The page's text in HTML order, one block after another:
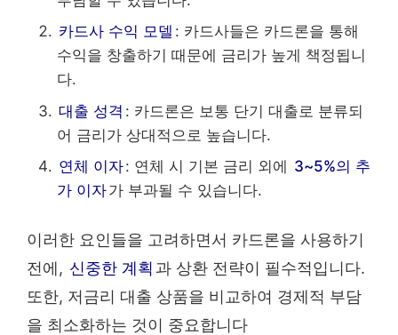
카드사 수익 모델 : 카드사들은 카드론을 통해
수익을 창출하기 때문에 금리가 높게 책정됩니
다.
대출 성격 : 카드론은 보통 단기 대출로 분류되
어 금리가 상대적으로 높습니다.
연체 이자: 연체 시 기본 금리 외에 3~5%의 추
가 이자가 부과될 수 있습니다.
이러한 요인들을 고려하면서 카드론을 사용하기
전에, 신중한 계획 과 상환 전략이 필수적입니다.
또한, 저금리 대출 상품을 비교하여 경제적 부담
을 최소화하는 것이 중요합니다